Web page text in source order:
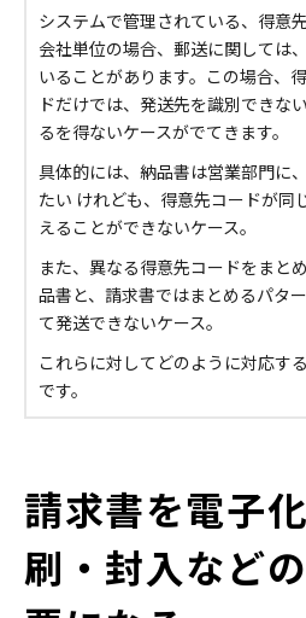
システムで管理されている、得意
会社単位の場合、郵送に関しては
いることがあります。この場合、
ドだけでは、発送先を識別できな
るを得ないケースがでてきます。
具体的には、納品書は営業部門に
たい けれども、得意先コードが同
えることができないケース。
また、異なる得意先コードをまと
品書と、請求書ではまとめるパタ
て発送できないケース。
これらに対してどのように対応す
です。
請求書を電子
刷・封入など